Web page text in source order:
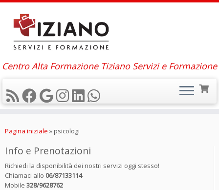
contenuto
Centro Alta Formazione Tiziano Servizi e Formazione
Pagina iniziale » psicologi
Info e Prenotazioni
Richiedi la disponibilità dei nostri servizi oggi stesso!
Chiamaci allo 06/87133114
Mobile 328/9628762